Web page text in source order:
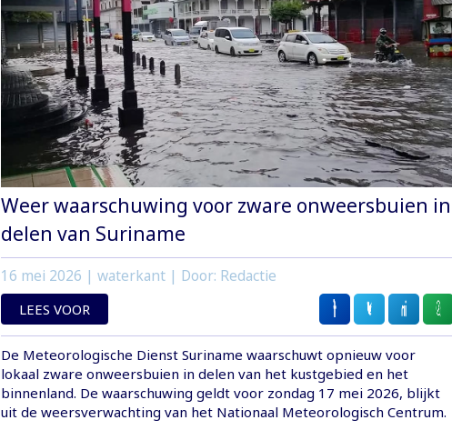
Weer waarschuwing voor zware onweersbuien in
delen van Suriname
16 mei 2026 | waterkant | Door: Redactie
LEES VOOR
De Meteorologische Dienst Suriname waarschuwt opnieuw voor
lokaal zware onweersbuien in delen van het kustgebied en het
binnenland. De waarschuwing geldt voor zondag 17 mei 2026, blijkt
uit de weersverwachting van het Nationaal Meteorologisch Centrum.